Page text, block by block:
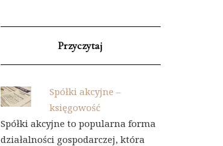
Przyczytaj
Spółki akcyjne –
księgowość
Spółki akcyjne to popularna forma
działalności gospodarczej, która